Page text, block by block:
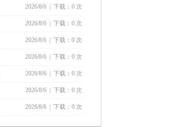
2026/8/6 | 下载：0 次
2026/8/6 | 下载：0 次
2026/8/6 | 下载：0 次
2026/8/6 | 下载：0 次
2026/8/6 | 下载：0 次
2026/8/6 | 下载：0 次
2026/8/6 | 下载：0 次